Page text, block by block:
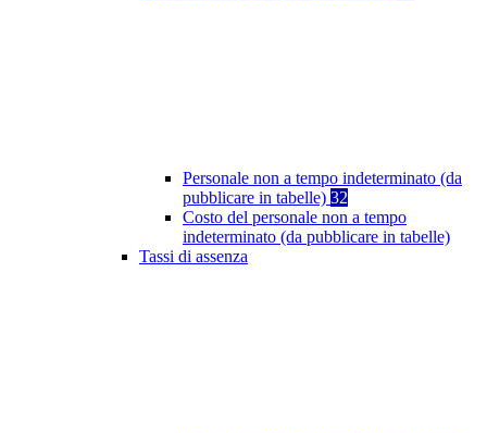
Personale non a tempo indeterminato (da
pubblicare in tabelle) 32
Costo del personale non a tempo
indeterminato (da pubblicare in tabelle)
Tassi di assenza